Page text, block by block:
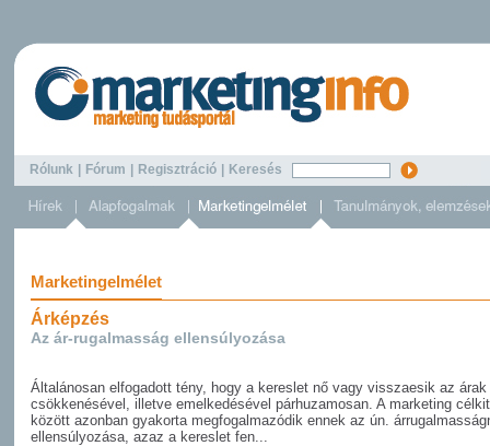
Rólunk Fórum Regisztráció Keresés
Marketingelmélet
Árképzés
Az ár-rugalmasság ellensúlyozása
Általánosan elfogadott tény, hogy a kereslet nő vagy visszaesik az árak
csökkenésével, illetve emelkedésével párhuzamosan. A marketing
között azonban gyakorta megfogalmazódik ennek az ún.
ellensúlyozása, azaz a kereslet fen...